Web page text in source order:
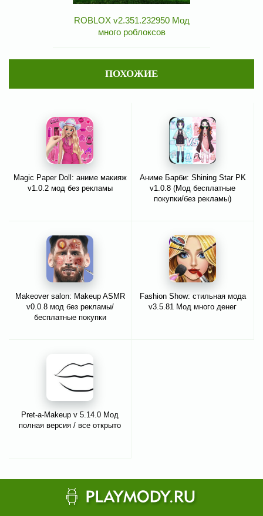
ROBLOX v2.351.232950 Мод
много роблоксов
ПОХОЖИЕ
Magic Paper Doll: аниме макияж
v1.0.2 мод без рекламы
Аниме Барби: Shining Star PK
v1.0.8 (Мод бесплатные
покупки/без рекламы)
Makeover salon: Makeup ASMR
v0.0.8 мод без рекламы/
бесплатные покупки
Fashion Show: стильная мода
v3.5.81 Мод много денег
Pret-a-Makeup v 5.14.0 Мод
полная версия / все открыто